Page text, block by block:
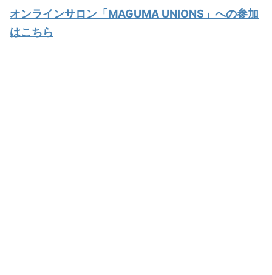
オンラインサロン「MAGUMA UNIONS」への参加
はこちら